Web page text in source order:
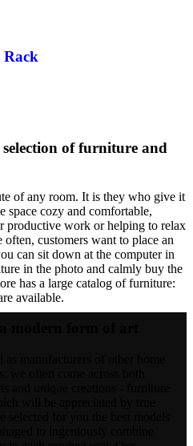
Rack
of furniture and
of any room. It is they who give it
space cozy and comfortable,
productive work or helping to relax
customers want to place an
can sit down at the computer in
in the photo and calmly buy the
has a large catalog of furniture:
available.